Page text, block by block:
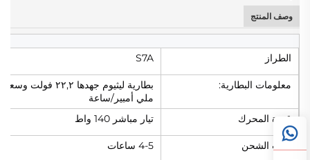
وصف المنتج
الطراز S7A
معلومات البطارية:
ملي أمبير/ساعة
قدرة المحرك
تيار مباشر 140 واط
وقت الشحن 4-5 ساعات